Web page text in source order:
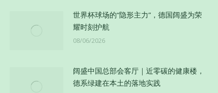
世界杯球场的“隐形主力”，德国阔盛为荣
耀时刻护航
08/06/2026
阔盛中国总部会客厅｜近零碳的健康楼，
德系绿建在本土的落地实践